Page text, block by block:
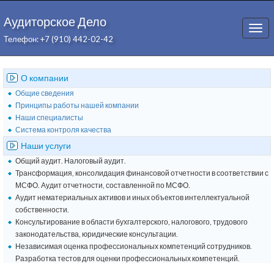
Аудиторское Дело
Телефон: +7 (910) 442-02-42
О компании
Общие сведения
Принципы работы нашей компании
Наши специалисты
Система контроля качества
Наши услуги
Общий аудит. Налоговый аудит.
Трансформация, консолидация финансовой отчетности в соответствии с
МСФО. Аудит отчетности, составленной по МСФО.
Аудит нематериальных активов и иных объектов интеллектуальной
собственности.
Консультирование в области бухгалтерского, налогового, трудового
законодательства, юридические консультации.
Независимая оценка профессиональных компетенций сотрудников.
Разработка тестов для оценки профессиональных компетенций.